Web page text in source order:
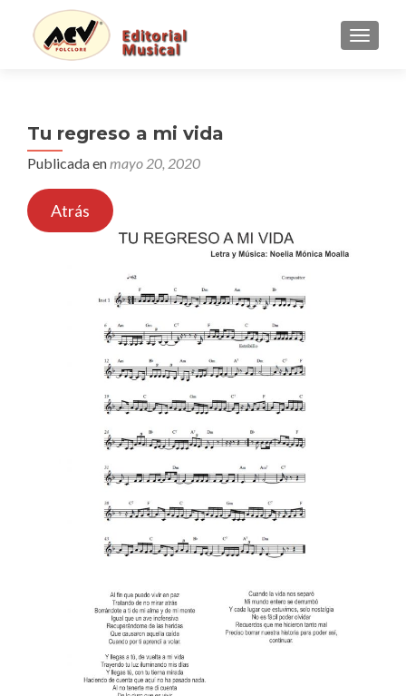
Tu regreso a mi vida
Publicada enmayo 20, 2020
Atrás